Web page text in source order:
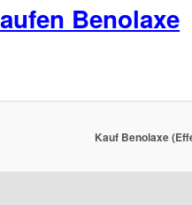
Benolaxe
Kauf Benolaxe